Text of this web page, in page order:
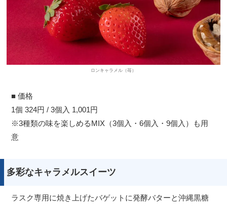
ロンキャラメル（苺）
■ 価格
1個 324円 / 3個入 1,001円
※3種類の味を楽しめるMIX（3個入・6個入・9個入）も用
意
多彩なキャラメルスイーツ
ラスク専用に焼き上げたバゲットに発酵バターと沖縄黒糖